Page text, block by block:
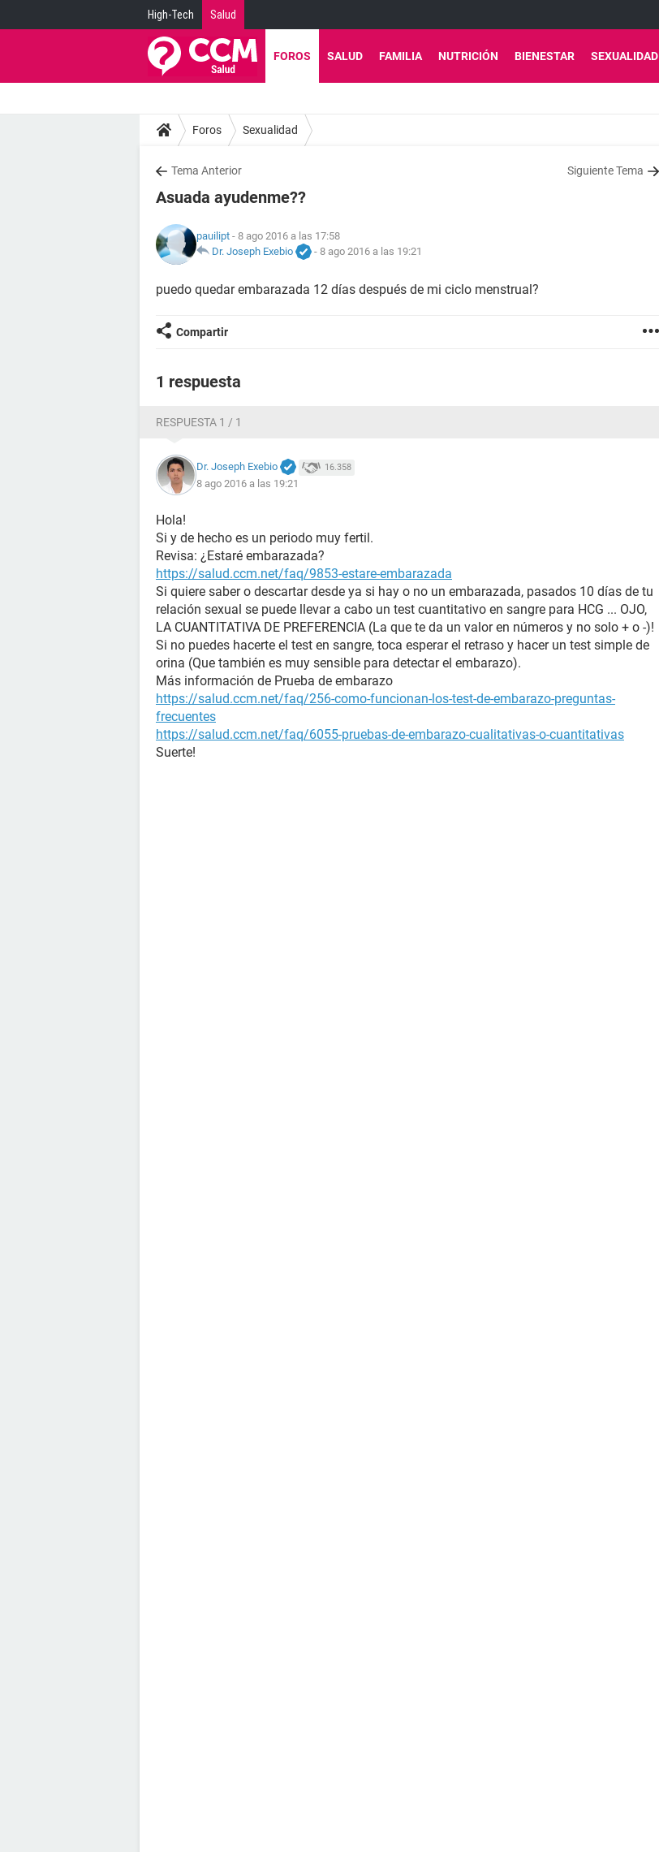
High-Tech Salud
FOROS SALUD FAMILIA NUTRICIÓN BIENESTAR SEXUALIDAD
Foros Sexualidad
Tema Anterior Siguiente Tema
Asuada ayudenme??
pauilipt - 8 ago 2016 a las 17:58
Dr. Joseph Exebio
- 8 ago 2016 a las 19:21
puedo quedar embarazada 12 días después de mi ciclo menstrual?
Compartir
1 respuesta
RESPUESTA 1 / 1
Dr. Joseph Exebio 16.358
8 ago 2016 a las 19:21
Hola!
Si y de hecho es un periodo muy fertil.
Revisa: ¿Estaré embarazada?
https://salud.ccm.net/faq/9853-estare-embarazada
Si quiere saber o descartar desde ya si hay o no un embarazada, pasados 10 días de tu
relación sexual se puede llevar a cabo un test cuantitativo en sangre para HCG ... OJO,
LA CUANTITATIVA DE PREFERENCIA (La que te da un valor en números y no solo + o -)!
Si no puedes hacerte el test en sangre, toca esperar el retraso y hacer un test simple de
orina (Que también es muy sensible para detectar el embarazo).
Más información de Prueba de embarazo
https://salud.ccm.net/faq/256-como-funcionan-los-test-de-embarazo-preguntas-
frecuentes
https://salud.ccm.net/faq/6055-pruebas-de-embarazo-cualitativas-o-cuantitativas
Suerte!